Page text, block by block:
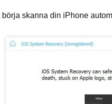
börja skanna din iPhone